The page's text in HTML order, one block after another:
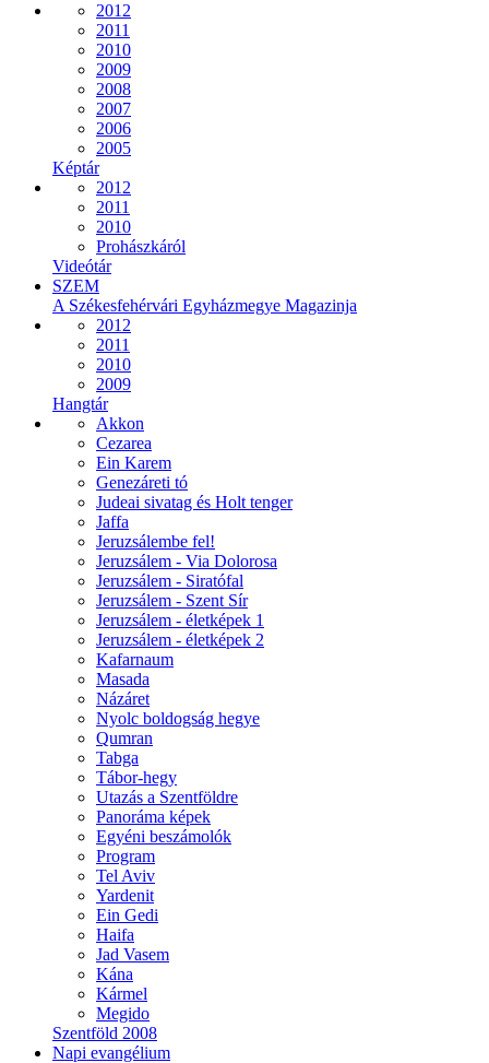
2012
2011
2010
2009
2008
2007
2006
2005
Képtár
2012
2011
2010
Prohászkáról
Videótár
SZEM
A Székesfehérvári Egyházmegye Magazinja
2012
2011
2010
2009
Hangtár
Akkon
Cezarea
Ein Karem
Genezáreti tó
Judeai sivatag és Holt tenger
Jaffa
Jeruzsálembe fel!
Jeruzsálem - Via Dolorosa
Jeruzsálem - Siratófal
Jeruzsálem - Szent Sír
Jeruzsálem - életképek 1
Jeruzsálem - életképek 2
Kafarnaum
Masada
Názáret
Nyolc boldogság hegye
Qumran
Tabga
Tábor-hegy
Utazás a Szentföldre
Panoráma képek
Egyéni beszámolók
Program
Tel Aviv
Yardenit
Ein Gedi
Haifa
Jad Vasem
Kána
Kármel
Megido
Szentföld 2008
Napi evangélium